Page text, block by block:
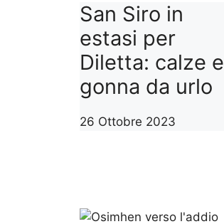
San Siro in
estasi per
Diletta: calze e
gonna da urlo
26 Ottobre 2023